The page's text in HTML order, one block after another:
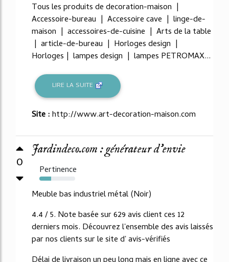
Tous les produits de decoration-maison |
Accessoire-bureau | Accessoire cave | linge-de-
maison | accessoires-de-cuisine | Arts de la table
| article-de-bureau | Horloges design |
Horloges | lampes design | lampes PETROMAX...
LIRE LA SUITE
Site :http://www.art-decoration-maison.com
0
Jardindeco.com : générateur d'envie
Pertinence
33%
Meuble bas industriel métal (Noir)
4.4 / 5. Note basée sur 629 avis client ces 12
derniers mois. Découvrez l'ensemble des avis laissés
par nos clients sur le site d' avis-vérifiés